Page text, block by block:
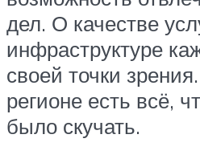
дел. О качестве
инфраструктуре
своей точки
регионе есть всё,
было скучать.